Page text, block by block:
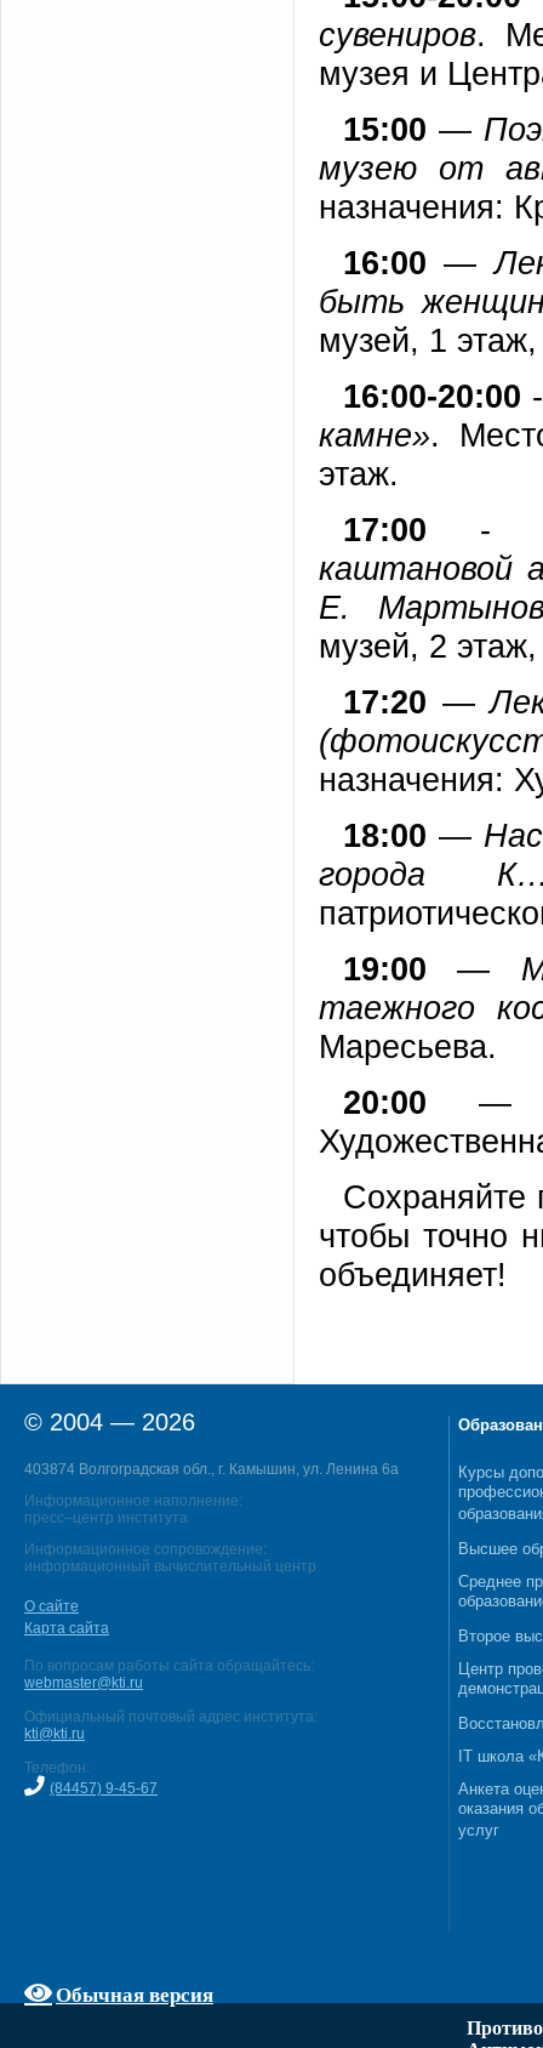
сувениров.
музея и
15:00 —
музею от
назначения:
16:00 —
быть
музей, 1
16:00-20:00
камне».
этаж.
17:00
каштановой
Е.
музей, 2
17:20 —
назначения:
18:00 —
города
19:00—
таежного
Маресьева.
20:00
Сохраняйте
чтобы точно
объединяет!
© 2004 — 2026
403874 Волгоградская обл., г. Камышин, ул. Ленина 6а
Информационное наполнение:
пресс–центр института
Информационное сопровождение:
информационный вычислительный центр
О сайте
Карта сайта
По вопросам работы сайта обращайтесь:
webmaster@kti.ru
Официальный почтовый адрес института:
kti@kti.ru
Телефон:
(84457) 9-45-67
Обычная версия
Курсы
Высшее
Среднее
Второе
Центр
IT школа
Анкета
оказания
услуг